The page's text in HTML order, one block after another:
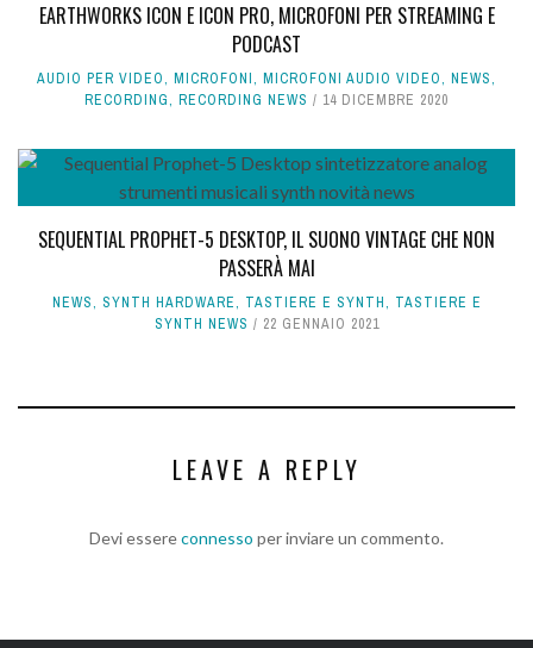
EARTHWORKS ICON E ICON PRO, MICROFONI PER STREAMING E
PODCAST
AUDIO PER VIDEO, MICROFONI, MICROFONI AUDIO VIDEO, NEWS,
RECORDING, RECORDING NEWS 14 DICEMBRE 2020
SEQUENTIAL PROPHET-5 DESKTOP, IL SUONO VINTAGE CHE NON
PASSERÀ MAI
NEWS, SYNTH HARDWARE, TASTIERE E SYNTH, TASTIERE E
SYNTH NEWS
22 GENNAIO 2021
LEAVE A REPLY
Devi essereconnesso per inviare un commento.